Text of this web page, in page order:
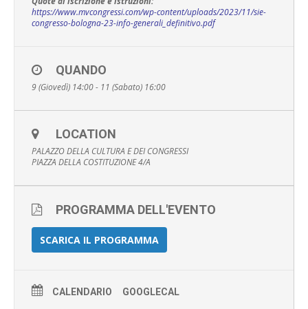
https://www.mvcongressi.com/wp-content/uploads/2023/11/sie-
congresso-bologna-23-info-generali_definitivo.pdf
QUANDO
9 (Giovedì) 14:00 - 11 (Sabato) 16:00
LOCATION
PALAZZO DELLA CULTURA E DEI CONGRESSI
PIAZZA DELLA COSTITUZIONE 4/A
PROGRAMMA DELL'EVENTO
SCARICA IL PROGRAMMA
CALENDARIO GOOGLECAL